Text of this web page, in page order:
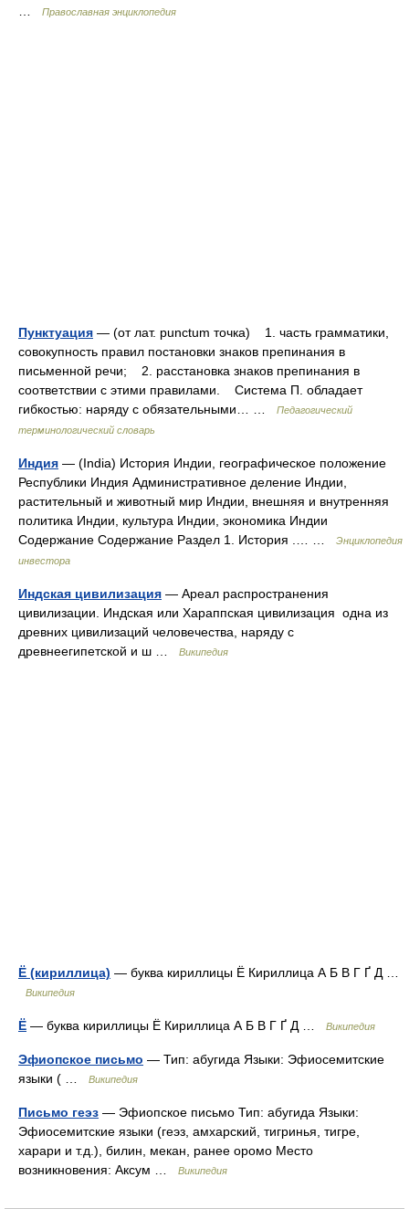
Православная энциклопедия
Пунктуация — (от лат. punctum точка) 1. часть грамматики,
совокупность правил постановки знаков препинания в
письменной речи; 2. расстановка знаков препинания в
соответствии с этими правилами. Система П. обладает
гибкостью: наряду с обязательными… …
Педагогический
терминологический словарь
Индия — (India) История Индии, географическое положение
Республики Индия Административное деление Индии,
растительный и животный мир Индии, внешняя и внутренняя
политика Индии, культура Индии, экономика Индии
Содержание Содержание Раздел 1. История .… …
Энциклопедия
инвестора
Индская цивилизация — Ареал распространения
цивилизации. Индская или Хараппская цивилизация одна из
древних цивилизаций человечества, наряду с
древнеегипетской и ш …
Википедия
Ë (кириллица) — буква кириллицы Ё Кириллица А Б В Г Ґ Д …
Википедия
Ë — буква кириллицы Ё Кириллица А Б В Г Ґ Д … Википедия
Эфиопское письмо — Тип: абугида Языки: Эфиосемитские
языки ( …
Википедия
Письмо геэз — Эфиопское письмо Тип: абугида Языки:
Эфиосемитские языки (геэз, амхарский, тигринья, тигре,
харари и т.д.), билин, мекан, ранее оромо Место
возникновения: Аксум …
Википедия